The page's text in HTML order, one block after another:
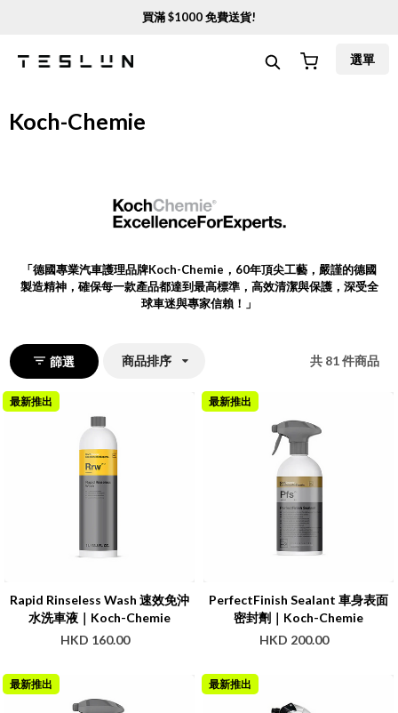
買滿 $1000免費送貨!
選單
Koch-Chemie
「德國專業汽車護理品牌Koch-Chemie，60年頂尖工藝，嚴謹的德國
製造精神，確保每一款產品都達到最高標準，高效清潔與保護，深受全
球車迷與專家信賴！ 」
篩選 商品排序 共 81件商品
Rapid Rinseless Wash 速效免沖
水洗車液｜Koch-Chemie
HKD 160.00
最新推出
PerfectFinish Sealant 車身表面
密封劑｜Koch-Chemie
HKD 200.00
最新推出
最新推出 最新推出